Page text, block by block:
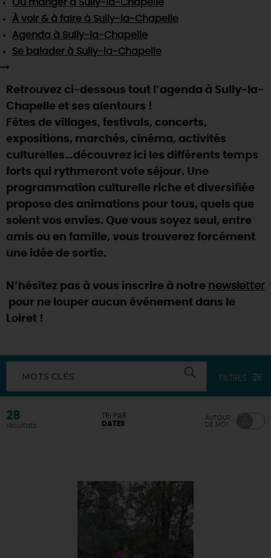
TOUTES LES ACTIVITÉS
Visitesgourmandesetcréatives
Vins etvignobles
Chic,une aire de pique-nique
Par ici lesguinguettes
La Route desMétiers d'Art
TOUT L'ART DE VIVRE
Des vacances auprès des animaux 🐎
(re)Découvrir les coulisses de la Faïencerie de
Gien !
Une saison de festivals 🎉
Rendez-vous de la nature en 2026
Des sorties en famille dans le Loiret !
Programme des animations "Loiret au fil de l'eau"
Où sortir ?
AUJOURD'HUI
DEMAIN
SE REPÉRER,SE DÉPLACER
INFOS &SERVICES
Où manger à Sully-la-Chapelle
À voir & à faire à Sully-la-Chapelle
Agenda à Sully-la-Chapelle
Se balader à Sully-la-Chapelle
Retrouvez ci-dessous tout l’agenda à Sully-la-
Chapelle et ses alentours !
Fêtes de villages, festivals, concerts,
expositions, marchés, cinéma, activités
culturelles…découvrez ici les différents temps
forts qui rythmeront vote séjour. Une
programmation culturelle riche et diversifiée
propose des animations pour tous, quels que
soient vos envies. Que vous soyez seul, entre
amis ou en famille, vous trouverez forcément
une idée de sortie.
N’hésitez pas à vous inscrire à notre newsletter
pour ne louper aucun événement dans le
Loiret !
MOTS CLÉS FILTRES
28
résultats
TRI PAR
DATES
AUTOUR
DE MOI